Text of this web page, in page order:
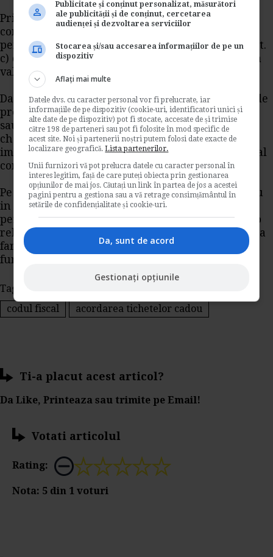
Prin urmare, nu vor intra in baza de calcul al
contributiilor sociale, tichetele cadou acordate
pentru destinatiile prevazute la art. 21 alin. (3) lit.
c) din Codul fiscal in limita de 2% aplicata asupra
valorii cheltuielilor cu personalul.
Daca acordati tichete cadou nu pentru destinatiile
prevazute la art. 21 alin. (3) lit. c) din Codul fiscal
sau peste limita de 2% aplicata asupra valorii
cheltuielilor cu personalul, acestea, pe langa
impozitul pe venit, vor intra si in baza de calcul al
contributiilor sociale.
Pe cale de consecinta, se pot acorda tichete cadou
in conditiile mentionate mai sus angajatilor
persoane fizice care desfasoara o activitate intr-o
relatie de angajare, in baza unui raport de munca
fara ca acest raport de munca sa se desfasoara la
functia de baza.
Tags:
codul fiscal
acordarea tichetelor cadou
Ti-a placut acest articol?
Da Like, Printeaza sau trimite pe Email!
Votati articolul
Rating:
Nota: 5 din 1 voturi
Publicitate și conținut personalizat, măsurători
ale publicității și de conținut, cercetarea
audienței și dezvoltarea serviciilor
Stocarea și/sau accesarea informațiilor de pe un
dispozitiv
Aflați mai multe
Datele dvs. cu caracter personal vor fi prelucrate, iar
informațiile de pe dispozitiv (cookie-uri, identificatori unici și
alte date de pe dispozitiv) pot fi stocate, accesate de și trimise
către 198 de parteneri sau pot fi folosite în mod specific de
acest site. Noi și partenerii noștri putem folosi date exacte de
localizare geografică.Lista partenerilor.
Unii furnizori vă pot prelucra datele cu caracter personal în
interes legitim, față de care puteți obiecta prin gestionarea
opțiunilor de mai jos. Căutați un link în partea de jos a acestei
pagini pentru a gestiona sau a vă retrage consimțământul în
setările de confidențialitate și cookie-uri.
Da, sunt de acord
Gestionați opțiunile